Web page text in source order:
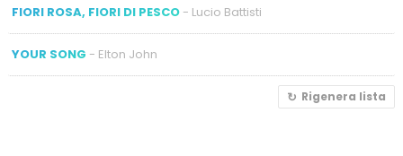
FIORI ROSA, FIORI DI PESCO- Lucio Battisti
YOUR SONG - Elton John
Rigenera lista